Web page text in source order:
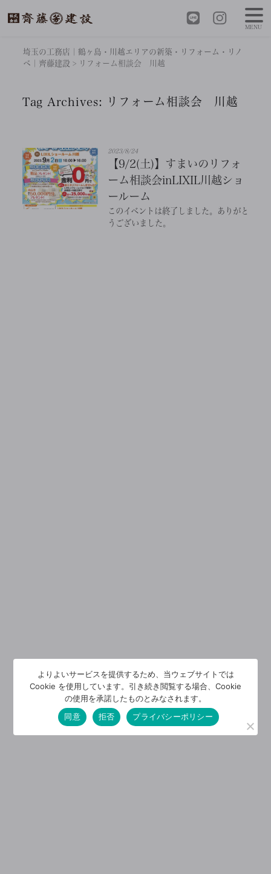
埼玉の工務店｜鶴ヶ島・川越エリアの新築・リフォーム・リノ
ベ｜齊藤建設 > リフォーム相談会 川越
Tag Archives: リフォーム相談会 川越
2023/8/24
【9/2(土)】すまいのリフォ
ーム相談会inLIXIL川越ショ
ールーム
このイベントは終了しました。ありがと
うございました。
MENU
よりよいサービスを提供するため、当ウェブサイトでは
Cookie を使用しています。引き続き閲覧する場合、Cookie
の使用を承諾したものとみなされます。
同意
拒否 プライバシーポリシー